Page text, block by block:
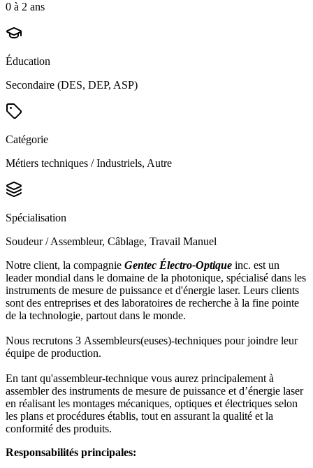
0 à 2 ans
Éducation
Secondaire (DES, DEP, ASP)
Catégorie
Métiers techniques / Industriels, Autre
Spécialisation
Soudeur / Assembleur, Câblage, Travail Manuel
Notre client, la compagnie Gentec Électro-Optique inc. est un
leader mondial dans le domaine de la photonique, spécialisé dans les
instruments de mesure de puissance et d'énergie laser. Leurs clients
sont des entreprises et des laboratoires de recherche à la fine pointe
de la technologie, partout dans le monde.
Nous recrutons 3 Assembleurs(euses)-techniques pour joindre leur
équipe de production.
En tant qu'assembleur-technique vous aurez principalement à
assembler des instruments de mesure de puissance et d’énergie laser
en réalisant les montages mécaniques, optiques et électriques selon
les plans et procédures établis, tout en assurant la qualité et la
conformité des produits.
Responsabilités principales: